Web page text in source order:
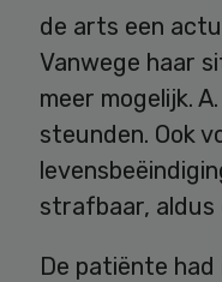
de arts een
Vanwege haar
meer mogelijk.
steunden. Ook
strafbaar, aldus
De patiënte